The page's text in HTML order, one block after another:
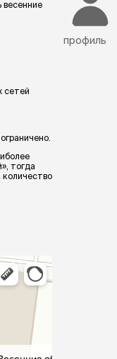
профиль
весенние
сетей
тогда
количество